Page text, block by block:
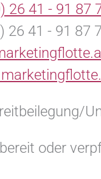
26 41 - 91 87
26 41 - 91 87
oder